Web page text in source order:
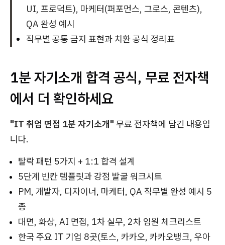
UI, 프로덕트), 마케터(퍼포먼스, 그로스, 콘텐츠),
QA 완성 예시
직무별 공통 금지 표현과 치환 공식 정리표
1분 자기소개 합격 공식, 무료 전자책
에서 더 확인하세요
"IT 취업 면접 1분 자기소개" 무료 전자책에 담긴 내용입
니다.
탈락 패턴 5가지 + 1:1 합격 설계
5단계 빈칸 템플릿과 강점 발굴 워크시트
PM, 개발자, 디자이너, 마케터, QA 직무별 완성 예시 5
종
대면, 화상, AI 면접, 1차 실무, 2차 임원 체크리스트
한국 주요 IT 기업 8곳(토스, 카카오, 카카오뱅크, 우아